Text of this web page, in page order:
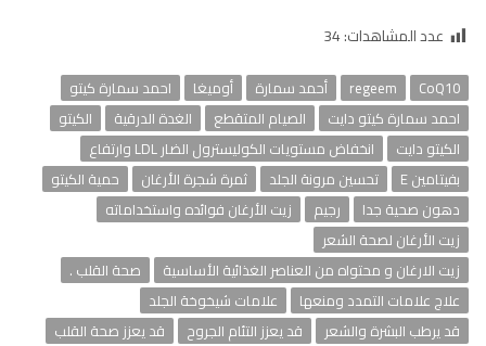
عدد المشاهدات:34
CoQ10
regeem أحمد سمارة أوميغا
احمد سمارة كيتو
احمد سمارة كيتو دايت
الصيام المتقطع الغدة الدرقية
الكيتو
الكيتو دايت
انخفاض مستويات الكوليسترول الضار LDL وارتفاع
بفيتامين E
تحسين مرونة الجلد ثمرة شجرة الأرغان
حمية الكيتو
دهون صحية جدا
رجيم
زيت الأرغان فوائده واستخداماته
زيت الأرغان لصحة الشعر
زيت الارغان و محتواه من العناصر الغذائية الأساسية
صحة القلب .
علاج علامات التمدد ومنعها
علامات شيخوخة الجلد
قد يرطب البشرة والشعر
قد يعزز التئام الجروح
قد يعزز صحة القلب